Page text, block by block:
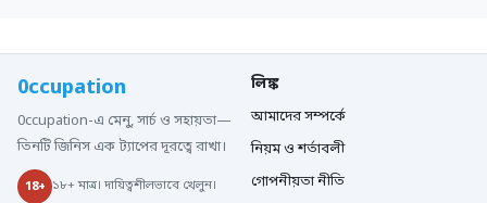
0ccupation
0ccupation-এ মেনু, সার্চ ও সহায়তা—
তিনটি জিনিস এক ট্যাপের দূরত্বে রাখা।
18+ ১৮+ মাত্র। দায়িত্বশীলভাবে খেলুন।
লিঙ্ক
আমাদের সম্পর্কে
নিয়ম ও শর্তাবলী
গোপনীয়তা নীতি